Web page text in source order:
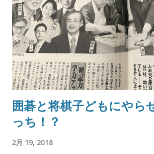
囲碁と将棋子どもにやら
っち！？
2月 19, 2018